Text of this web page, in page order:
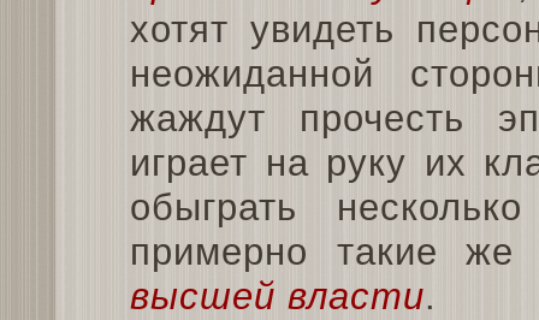
хотят увидеть
неожиданной
жаждут прочесть
играет на руку их
обыграть
примерно такие
высшей власти.